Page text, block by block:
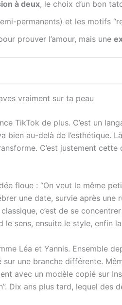
à deux, le choix d’un bon
permanents) et les motifs
prouver l’amour, mais une
vraiment sur ta peau
TikTok de plus. C’est un
bien au-delà de l’esthétique.
C’est justement
floue : “On veut le même
une date, survie après une
c’est de se
le sens, ensuite le style, enfin
Léa et Yannis. Ensemble
une branche différente.
avec un modèle copié sur
Dix ans plus tard, lequel